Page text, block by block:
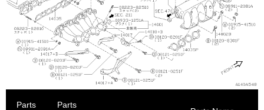
Parts
Parts